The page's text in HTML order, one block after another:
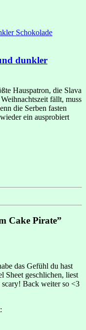
dunkler
Hauspatron, die Slava
fällt, muss
die Serben fasten
ein ausprobiert
Cake Pirate”
das Gefühl du hast
Sheet geschlichen, liest
Back weiter so <3